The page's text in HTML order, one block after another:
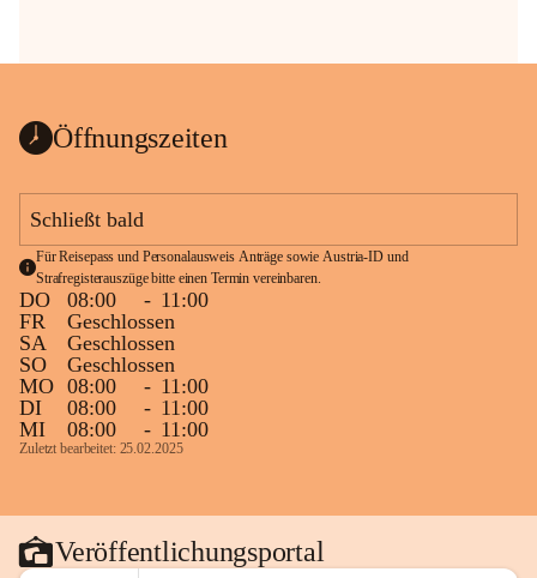
Öffnungszeiten
Schließt bald
Für Reisepass und Personalausweis Anträge sowie Austria-ID und
Strafregisterauszüge bitte einen Termin vereinbaren.
DO 08:00 - 11:00
FR
Geschlossen
SA
Geschlossen
SO
Geschlossen
MO 08:00 - 11:00
DI
08:00 - 11:00
MI
08:00 - 11:00
Zuletzt bearbeitet: 25.02.2025
Veröffentlichungsportal